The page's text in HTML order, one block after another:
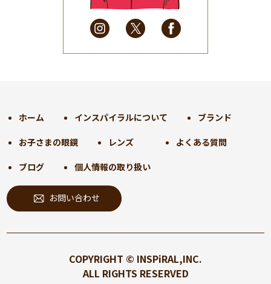
2025年3月(31)
2025年2月
(28)
2025年1月
(34)
2024年9月(30)
2024年7月(31)
2024年6月(30)
2024年5月
2024年4月 (32)
2024年2月(31)
2024年1月(45)
2023年12月(31)
ホーム インスパイラルについて ブランド
お子さまの眼鏡 レンズ よくある質問
ブログ 個人情報の取り扱い
お問い合わせ
COPYRIGHT © INSPiRAL,INC.
ALL RIGHTS RESERVED